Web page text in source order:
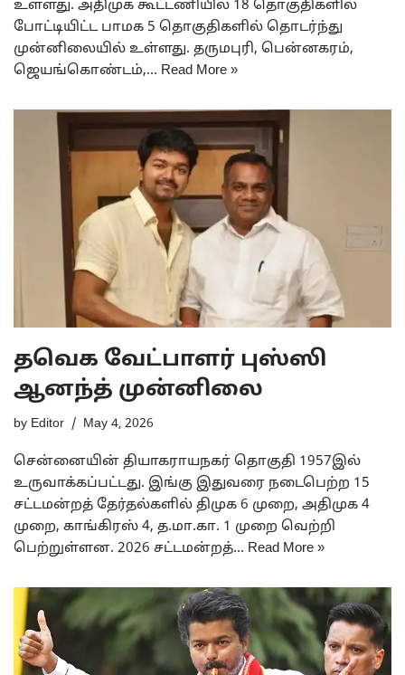
உள்ளது. அதிமுக கூட்டணியில் 18 தொகுதிகளில்
போட்டியிட்ட பாமக 5 தொகுதிகளில் தொடர்ந்து
முன்னிலையில் உள்ளது. தருமபுரி, பென்னகரம்,
ஜெயங்கொண்டம்,… Read More »
தவெக வேட்பாளர் புஸ்ஸி
ஆனந்த் முன்னிலை
by Editor May 4, 2026
சென்னையின் தியாகராயநகர் தொகுதி 1957இல்
உருவாக்கப்பட்டது. இங்கு இதுவரை நடைபெற்ற 15
சட்டமன்றத் தேர்தல்களில் திமுக 6 முறை, அதிமுக 4
முறை, காங்கிரஸ் 4, த.மா.கா. 1 முறை வெற்றி
பெற்றுள்ளன. 2026 சட்டமன்றத்… Read More »